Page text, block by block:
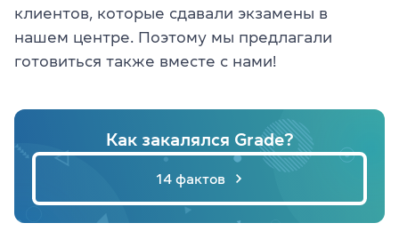
клиентов, которые сдавали экзамены в
нашем центре. Поэтому мы предлагали
готовиться также вместе с нами!
Как закалялся Grade?
14 фактов